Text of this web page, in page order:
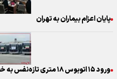
پایان اعزام بیماران به تهران
ورود ۱۵ اتوبوس ۱۸ متری تازه‌نفس به خطوط تندروی تهران